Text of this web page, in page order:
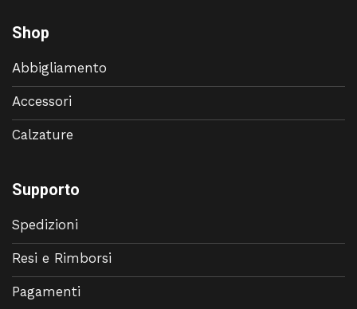
Shop
Abbigliamento
Accessori
Calzature
Supporto
Spedizioni
Resi e Rimborsi
Pagamenti